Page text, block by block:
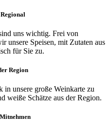
uns wichtig. Frei von
unsere Speisen, mit Zutaten aus
für Sie zu.
Region
in unsere große Weinkarte zu
weiße Schätze aus der Region.